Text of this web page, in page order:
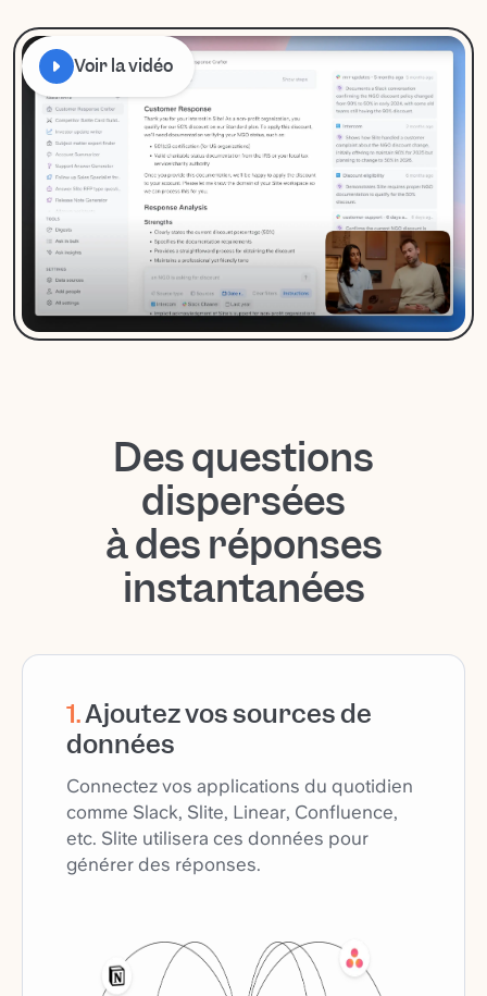
Voir la vidéo
Des questions
dispersées
à des réponses
instantanées
1.Ajoutez vos sources de
données
Connectez vos applications du quotidien
comme Slack, Slite, Linear, Confluence,
etc. Slite utilisera ces données pour
générer des réponses.